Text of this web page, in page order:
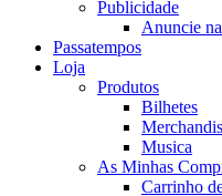
Publicidade
Anuncie
Passatempos
Loja
Produtos
Bilhetes
Musica
As Minhas
Carrinho